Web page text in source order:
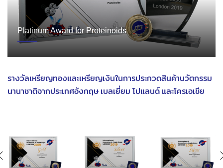
Platinum Award for Proteinoids
รางวัลเหรียญทองและเหรียญเงินในการประกวดสินค้านวัตกรรม
นานาชาติจากประเทศอังกฤษ เบลเยี่ยม โปแลนด์ และโครเอเชีย